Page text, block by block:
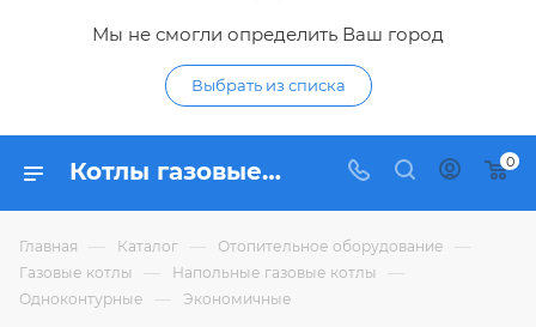
Мы не смогли определить Ваш город
Выбрать из списка
Котлы газовые напольные одноконтурные с малым расходом газа - купить экономичный напольный одноконтурный газовый котел по низким ценам в интернет-магазине Гидропромтехника в Курске 0
Главная — Каталог — Отопительное оборудование —
Газовые котлы — Напольные газовые котлы —
Одноконтурные — Экономичные